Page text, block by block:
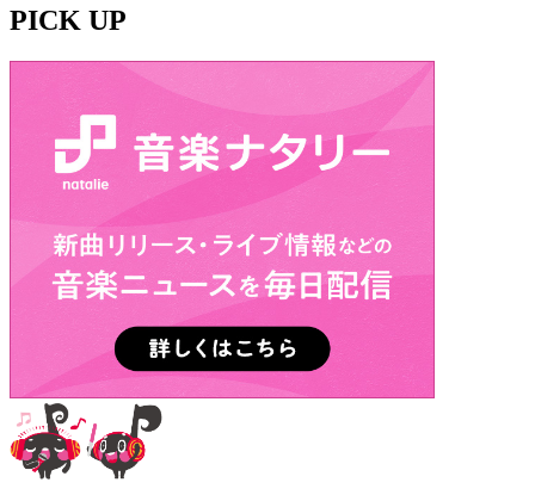
PICK UP